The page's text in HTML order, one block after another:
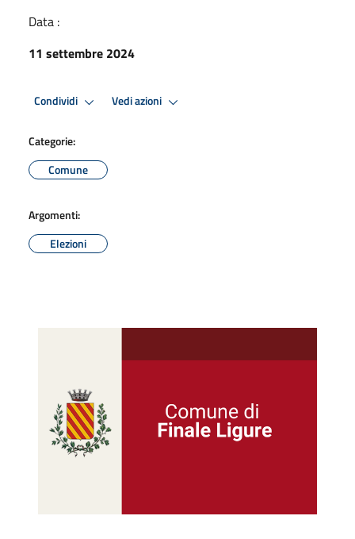
Data :
11 settembre 2024
Condividi Vedi azioni
Categorie:
Comune
Argomenti:
Elezioni